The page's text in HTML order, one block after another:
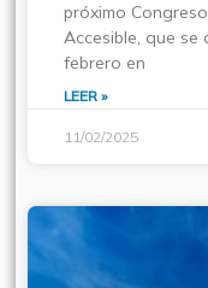
próximo
Accesible, que se
febrero en
LEER »
11/02/2025